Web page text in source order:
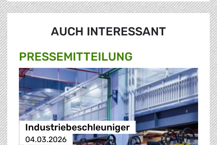
AUCH INTERESSANT
PRESSE­MITTEILUNG
Industriebeschleuniger
04.03.2026